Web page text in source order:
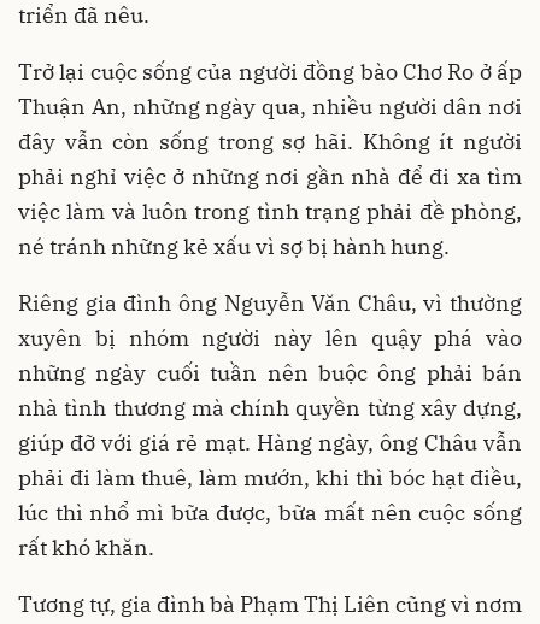
triển đã nêu.
Trở lại cuộc sống của người đồng bào Chơ Ro ở ấp
Thuận An, những ngày qua, nhiều người dân nơi
đây vẫn còn sống trong sợ hãi. Không ít người
phải nghỉ việc ở những nơi gần nhà để đi xa tìm
việc làm và luôn trong tình trạng phải đề phòng,
né tránh những kẻ xấu vì sợ bị hành hung.
Riêng gia đình ông Nguyễn Văn Châu, vì thường
xuyên bị nhóm người này lên quậy phá vào
những ngày cuối tuần nên buộc ông phải bán
nhà tình thương mà chính quyền từng xây dựng,
giúp đỡ với giá rẻ mạt. Hàng ngày, ông Châu vẫn
phải đi làm thuê, làm mướn, khi thì bóc hạt điều,
lúc thì nhổ mì bữa được, bữa mất nên cuộc sống
rất khó khăn.
Tương tự, gia đình bà Phạm Thị Liên cũng vì nơm